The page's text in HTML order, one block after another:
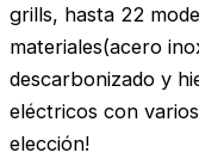
grills, hasta 22
materiales(acero
descarbonizado y
eléctricos con
elección!